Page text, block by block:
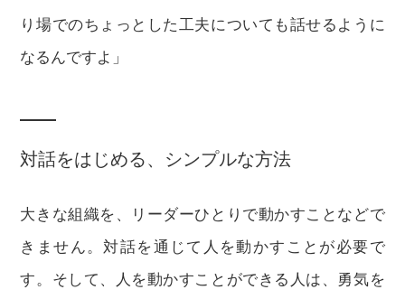
り場でのちょっとした工夫についても話せるように
なるんですよ」
対話をはじめる、シンプルな方法
大きな組織を、リーダーひとりで動かすことなどで
きません。対話を通じて人を動かすことが必要で
す。そして、人を動かすことができる人は、勇気を